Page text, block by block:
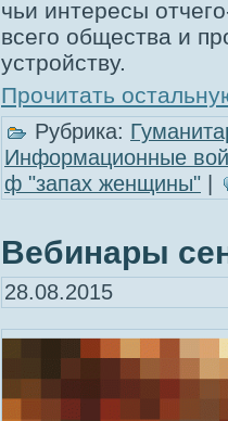
чьи интересы
всего общества и
устройству.
Прочитать
Рубрика:
Информационные
ф "запах женщины" |
Вебинары
28.08.2015